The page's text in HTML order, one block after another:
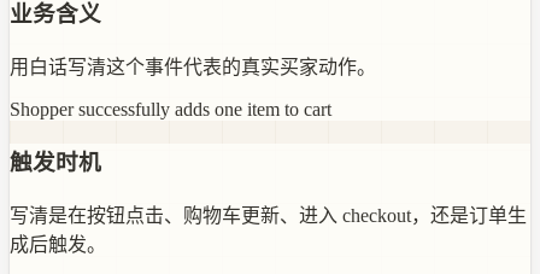
业务含义
用白话写清这个事件代表的真实买家动作。
Shopper successfully adds one item to cart
触发时机
写清是在按钮点击、购物车更新、进入 checkout，还是订单生
成后触发。